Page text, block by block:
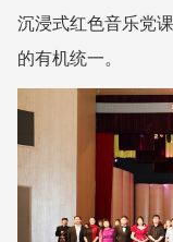
沉浸式红色音乐党
的有机统一。